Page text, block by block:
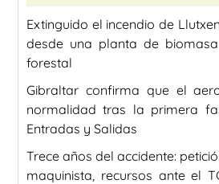
Extinguido el incendio de
desde una planta de
forestal
Gibraltar confirma que el
normalidad tras la primera
Entradas y Salidas
Trece años del accidente:
maquinista, recursos ante el